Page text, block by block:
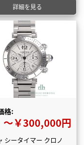
詳細を見る
格:
〜￥300,000円
シータイマー クロノ